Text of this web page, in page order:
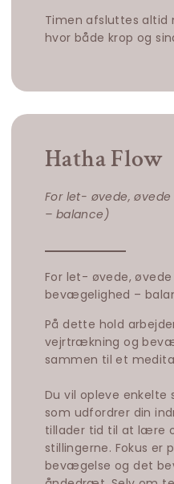
Timen afsluttes
hvor både krop og
Hatha Flow
For let- øvede,
– balance)
For let- øvede,
bevægelighed –
På dette hold
vejrtrækning og
sammen til et
Du vil opleve enkelte
som udfordrer din
tillader tid til at lære
stillingerne. Fokus er
bevægelse og det